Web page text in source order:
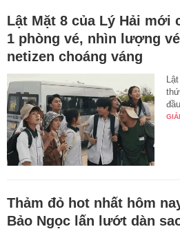
Lật Mặt 8 của Lý Hải mới
1 phòng vé, nhìn lượng
netizen choáng váng
Thảm đỏ hot nhất hôm
Bảo Ngọc lấn lướt dàn